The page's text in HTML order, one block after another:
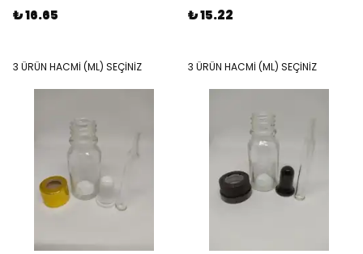
₺ 16.65
3 ÜRÜN HACMİ (ML) SEÇİNİZ
₺ 15.22
3 ÜRÜN HACMİ (ML) SEÇİNİZ